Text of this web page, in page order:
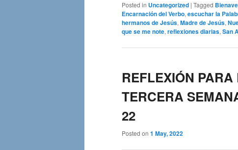
Posted in Uncategorized | Tagged
Encarnación del Verbo, escuchar la
hermanos de Jesús, Madre de Jesús,
que se me note, reflexiones diarias, San
REFLEXIÓN
TERCERA
22
Posted on 1 May, 2022